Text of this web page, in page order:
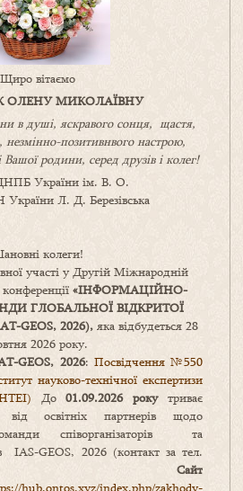
Щиро вітаємо
ОЛЕНУ МИКОЛАЇВНУ
в душі, яскравого сонця, щастя,
незмінно-позитивнвого настрою,
Вашоїродини, серед друзів і колег!
України ім. В. О.
Л. Д. Березівська
колеги!
участі у Другій Міжнародній
«ІНФОРМАЦІЙНО-
ГЛОБАЛЬНОЇ ВІДКРИТОЇ
GEOS, 2026),яка відбудеться 28
2026 року.
GEOS, 2026: Посвідчення №550
науково-технічної експертизи
До01.09.2026 рокутриває
освітніх партнерів щодо
співорганізаторів та
IAS-GEOS, 2026 (контакт за тел.
Сайт
hub.ontos.xyz/index.php/zakhody-